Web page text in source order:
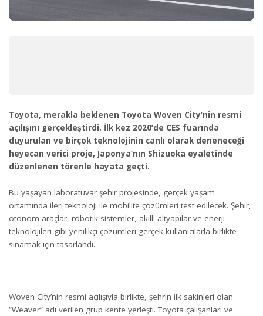
Toyota, merakla beklenen Toyota Woven City’nin resmi
açılışını gerçekleştirdi. İlk kez 2020’de CES fuarında
duyurulan ve birçok teknolojinin canlı olarak deneneceği
heyecan verici proje, Japonya’nın Shizuoka eyaletinde
düzenlenen törenle hayata geçti.
Bu yaşayan laboratuvar şehir projesinde, gerçek yaşam
ortamında ileri teknoloji ile mobilite çözümleri test edilecek. Şehir,
otonom araçlar, robotik sistemler, akıllı altyapılar ve enerji
teknolojileri gibi yenilikçi çözümleri gerçek kullanıcılarla birlikte
sınamak için tasarlandı.
Woven City’nin resmi açılışıyla birlikte, şehrin ilk sakinleri olan
“Weaver” adı verilen grup kente yerleşti. Toyota çalışanları ve